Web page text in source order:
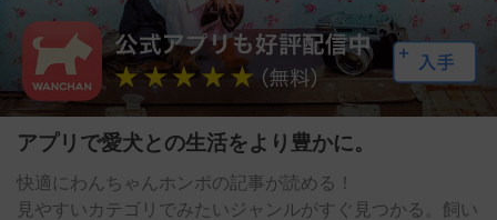
アプリで愛犬との生活をより豊かに。
快適にわんちゃんホンポの記事が読める！
見やすいカテゴリでみたいジャンルがすぐ見つかる。飼い